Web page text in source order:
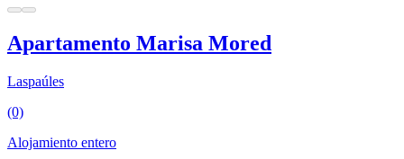
Apartamento Marisa Mored
Laspaúles
(0)
Alojamiento entero